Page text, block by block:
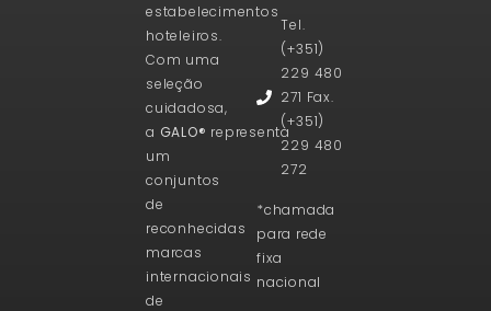
estabelecimentos
hoteleiros.
Com uma
seleção
cuidadosa,
a GALO® representa
um
conjuntos
de
reconhecidas
marcas
internacionais
de
Tel.
(+351)
229 480
271 Fax.
(+351)
229 480
272
*chamada
para rede
fixa
nacional